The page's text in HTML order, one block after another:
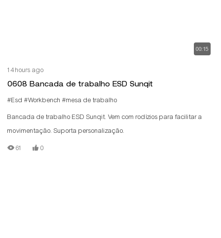
00:15
14 hours ago
0608 Bancada de trabalho ESD Sunqit
#Esd #Workbench #mesa de trabalho
Bancada de trabalho ESD Sunqit. Vem com rodízios para facilitar a
movimentação. Suporta personalização.
61 0